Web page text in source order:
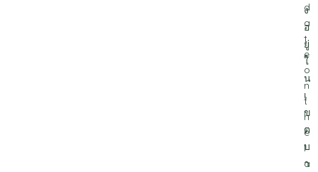
ง
อ
ยู่
ใ
น
เ
ข
ต
บ
า
d
a
t
e
o
n
t
h
e
l
a